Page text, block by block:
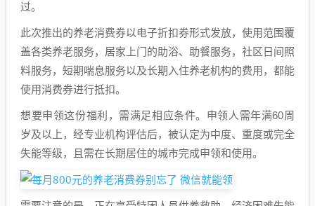
过。
此次推出的养老消费券以电子折扣券形式发放，使用范围覆
盖各类养老服务，居家上门的助浴、助餐服务，社区日间照
料服务，短期喘息服务以及长期入住养老机构的费用，都能
使用消费券进行抵扣。
想要申领这份福利，需满足相应条件。申领人需年满60周
岁及以上，经专业机构评估后，被认定为中度、重度或完全
失能等级，且需在长期居住的城市完成申领和使用。